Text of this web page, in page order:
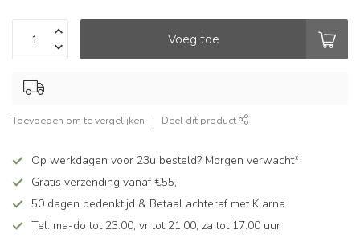
Voeg toe
Toevoegen om te vergelijken Deel dit product
Op werkdagen voor 23u besteld? Morgen verwacht*
Gratis verzending vanaf €55,-
50 dagen bedenktijd & Betaal achteraf met Klarna
Tel: ma-do tot 23.00, vr tot 21.00, za tot 17.00 uur